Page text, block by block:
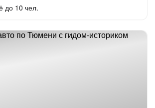
до 10 чел.